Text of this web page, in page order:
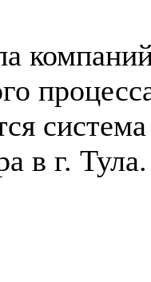
в г.